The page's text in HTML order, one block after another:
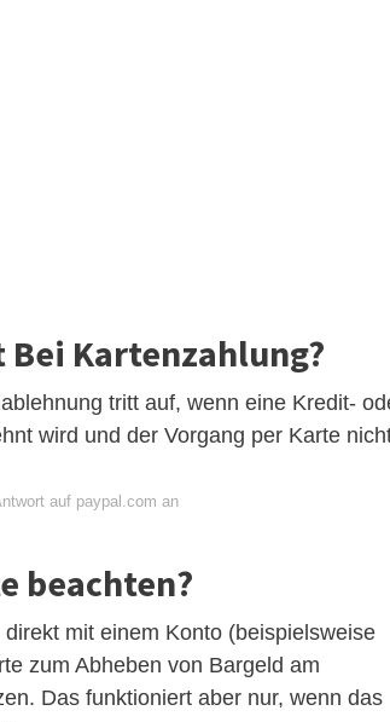
Kartenzahlung?
tritt auf, wenn eine Kredit-
wird und der Vorgang per Karte
auf paypal.com an
beachten?
mit einem Konto (beispielsweise
zum Abheben von Bargeld am
Das funktioniert aber nur, wenn das